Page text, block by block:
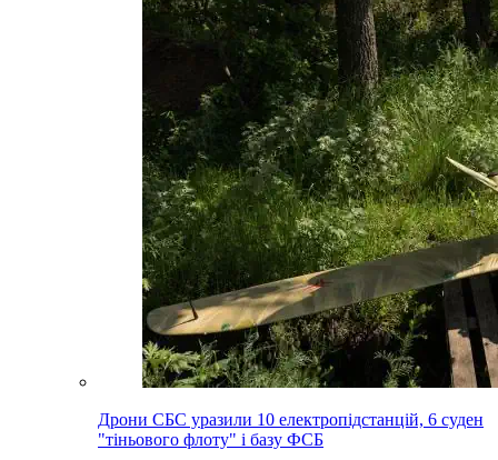
Дрони СБС уразили 10 електропідстанцій, 6 суден
"тіньового флоту" і базу ФСБ